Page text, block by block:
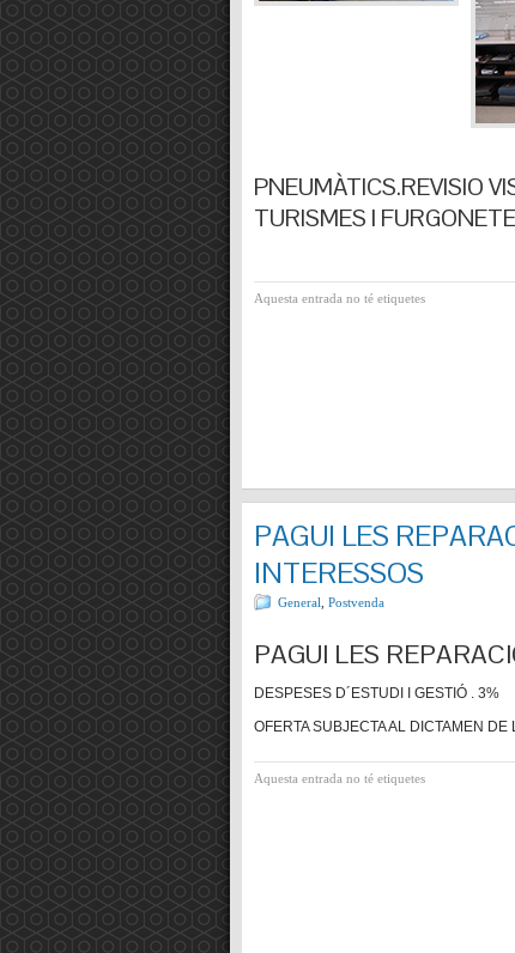
PNEUMÀTICS.REVISIO
TURISMES I
Aquesta entrada no té etiquetes
PAGUI LES
INTERESSOS
General Postvenda
PAGUI LES
DESPESES D´ESTUDI I GESTIÓ . 3%
OFERTA SUBJECTA AL DICTAMEN DE
Aquesta entrada no té etiquetes